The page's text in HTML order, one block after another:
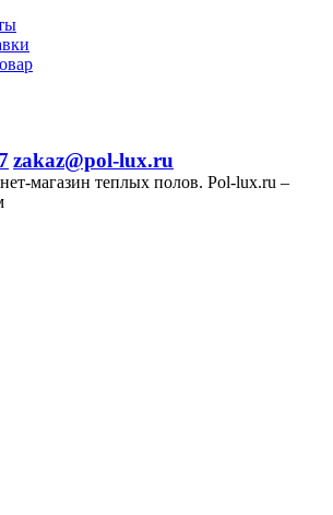
zakaz@pol-lux.ru
магазин теплых полов. Pol-lux.ru –